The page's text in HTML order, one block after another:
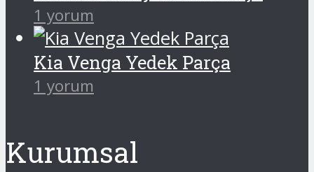
1 yorum
Kia Venga Yedek Parça
1 yorum
Kurumsal